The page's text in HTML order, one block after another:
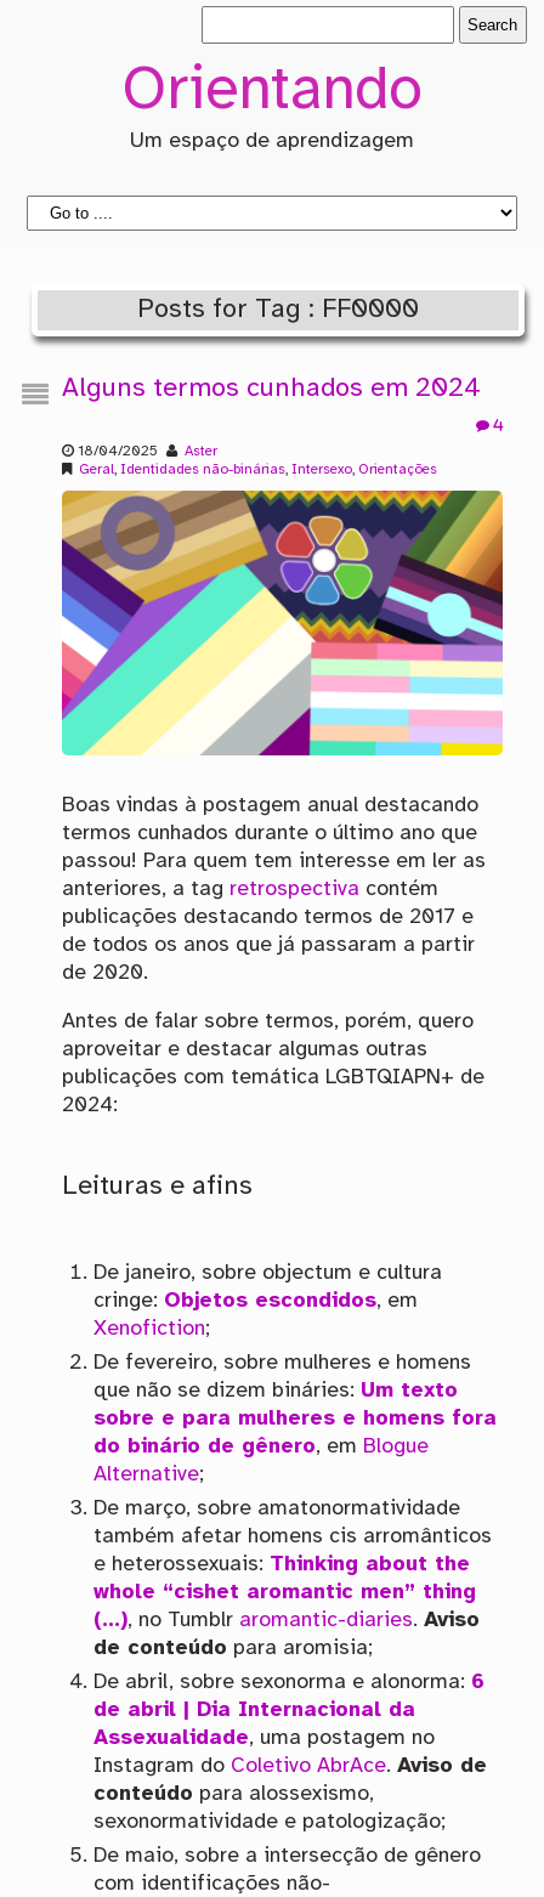
Orientando
Um espaço de aprendizagem
Posts for Tag : FF0000
Alguns termos cunhados em 2024
4
18/04/2025
Aster
Geral, Identidades não-binárias, Intersexo, Orientações
Boas vindas à postagem anual destacando
termos cunhados durante o último ano que
passou! Para quem tem interesse em ler as
anteriores, a tag retrospectiva contém
publicações destacando termos de 2017 e
de todos os anos que já passaram a partir
de 2020.
Antes de falar sobre termos, porém, quero
aproveitar e destacar algumas outras
publicações com temática LGBTQIAPN+ de
2024:
Leituras e afins
De janeiro, sobre objectum e cultura
cringe: Objetos escondidos, em
Xenofiction;
De fevereiro, sobre mulheres e homens
que não se dizem bináries: Um texto
sobre e para mulheres e homens fora
do binário de gênero, em Blogue
Alternative;
De março, sobre amatonormatividade
também afetar homens cis arromânticos
e heterossexuais: Thinking about the
whole “cishet aromantic men” thing
(…), no Tumblr aromantic-diaries.Aviso
de conteúdo para aromisia;
De abril, sobre sexonorma e alonorma: 6
de abril | Dia Internacional da
Assexualidade, uma postagem no
Instagram do Coletivo AbrAce.Aviso de
conteúdo para alossexismo,
sexonormatividade e patologização;
De maio, sobre a intersecção de gênero
com identificações não-